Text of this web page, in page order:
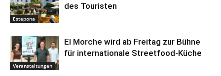
Estepona
des Touristen
Veranstaltungen
El Morche wird ab Freitag zur Bühne
für internationale Streetfood-Küche